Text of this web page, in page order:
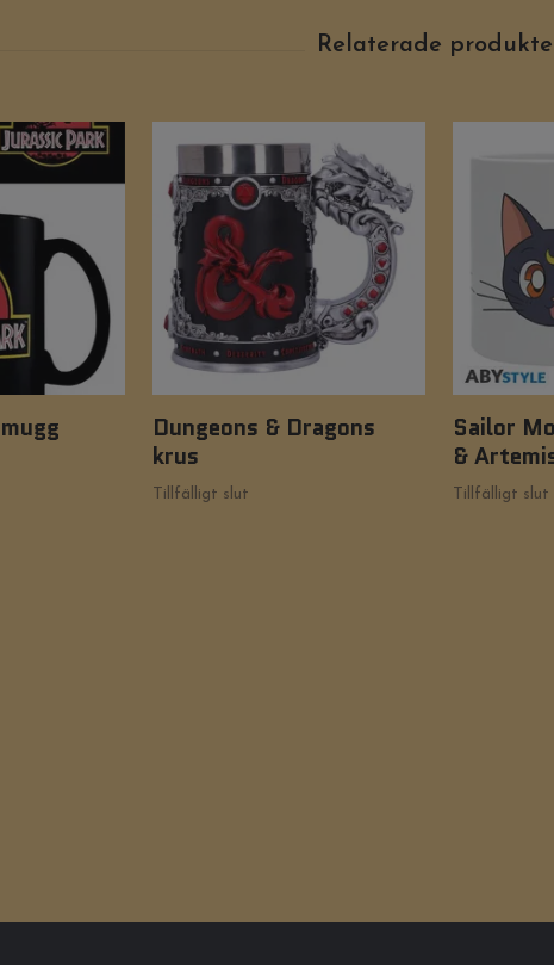
Dungeons & Dragons
krus
Tillfälligt slut
Sailor
&
Tillfälligt slut